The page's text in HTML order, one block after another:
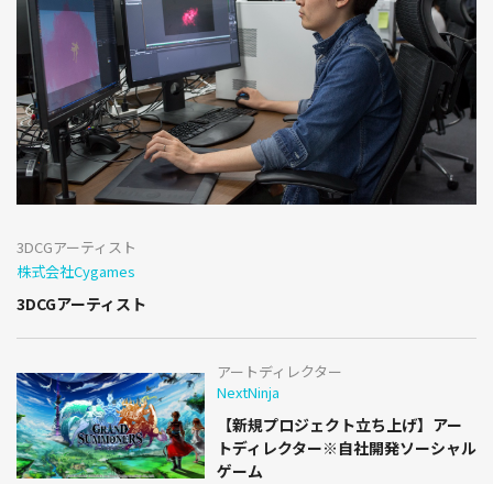
3DCGアーティスト
株式会社Cygames
3DCGアーティスト
アートディレクター
NextNinja
【新規プロジェクト立ち上げ】アー
トディレクター※自社開発ソーシャル
ゲーム